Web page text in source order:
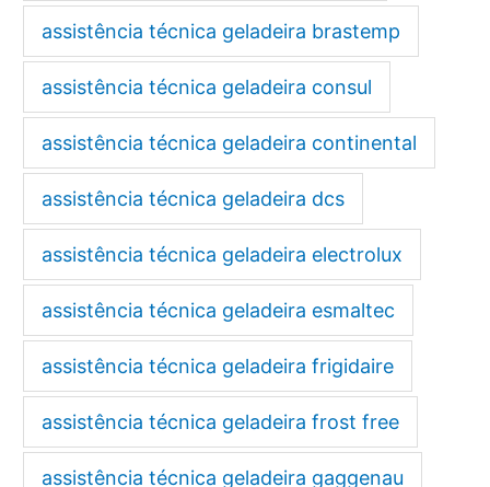
assistência técnica geladeira brastemp
assistência técnica geladeira consul
assistência técnica geladeira continental
assistência técnica geladeira dcs
assistência técnica geladeira electrolux
assistência técnica geladeira esmaltec
assistência técnica geladeira frigidaire
assistência técnica geladeira frost free
assistência técnica geladeira gaggenau